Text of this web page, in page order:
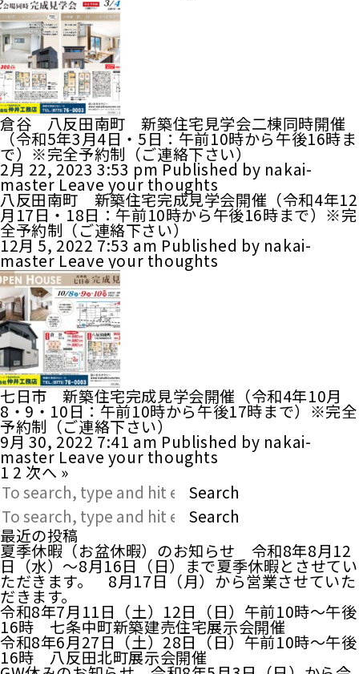
倉谷 八反田南町 新築住宅見学会二棟同時開催
（令和5年3月4日・5日：午前10時から午後16時ま
で）※完全予約制（ご連絡下さい）
2月 22, 2023 3:53 pmPublished by nakai-
master Leave your thoughts
八反田南町 新築住宅完成見学会開催（令和4年12
月17日・18日：午前10時から午後16時まで）※完
全予約制（ご連絡下さい）
12月 5, 2022 7:53 am Published by nakai-
master Leave your thoughts
七日市 新築住宅完成見学会開催（令和4年10月
8・9・10日：午前10時から午後17時まで）※完全
予約制（ご連絡下さい）
9月 30, 2022 7:41 am Published by nakai-
master Leave your thoughts
1 2 次へ »
Search
Search
最近の投稿
夏季休暇（お盆休暇）のお知らせ 令和8年8月12
日（水）～8月16日（日）まで夏季休暇とさせてい
ただきます。 8月17日（月）から営業させていた
だきます。
令和8年7月11日（土）12日（日）午前10時～午後
16時 七条中町新築建売住宅展示会開催
令和8年6月27日（土）28日（日）午前10時～午後
16時 八反田北町展示会開催